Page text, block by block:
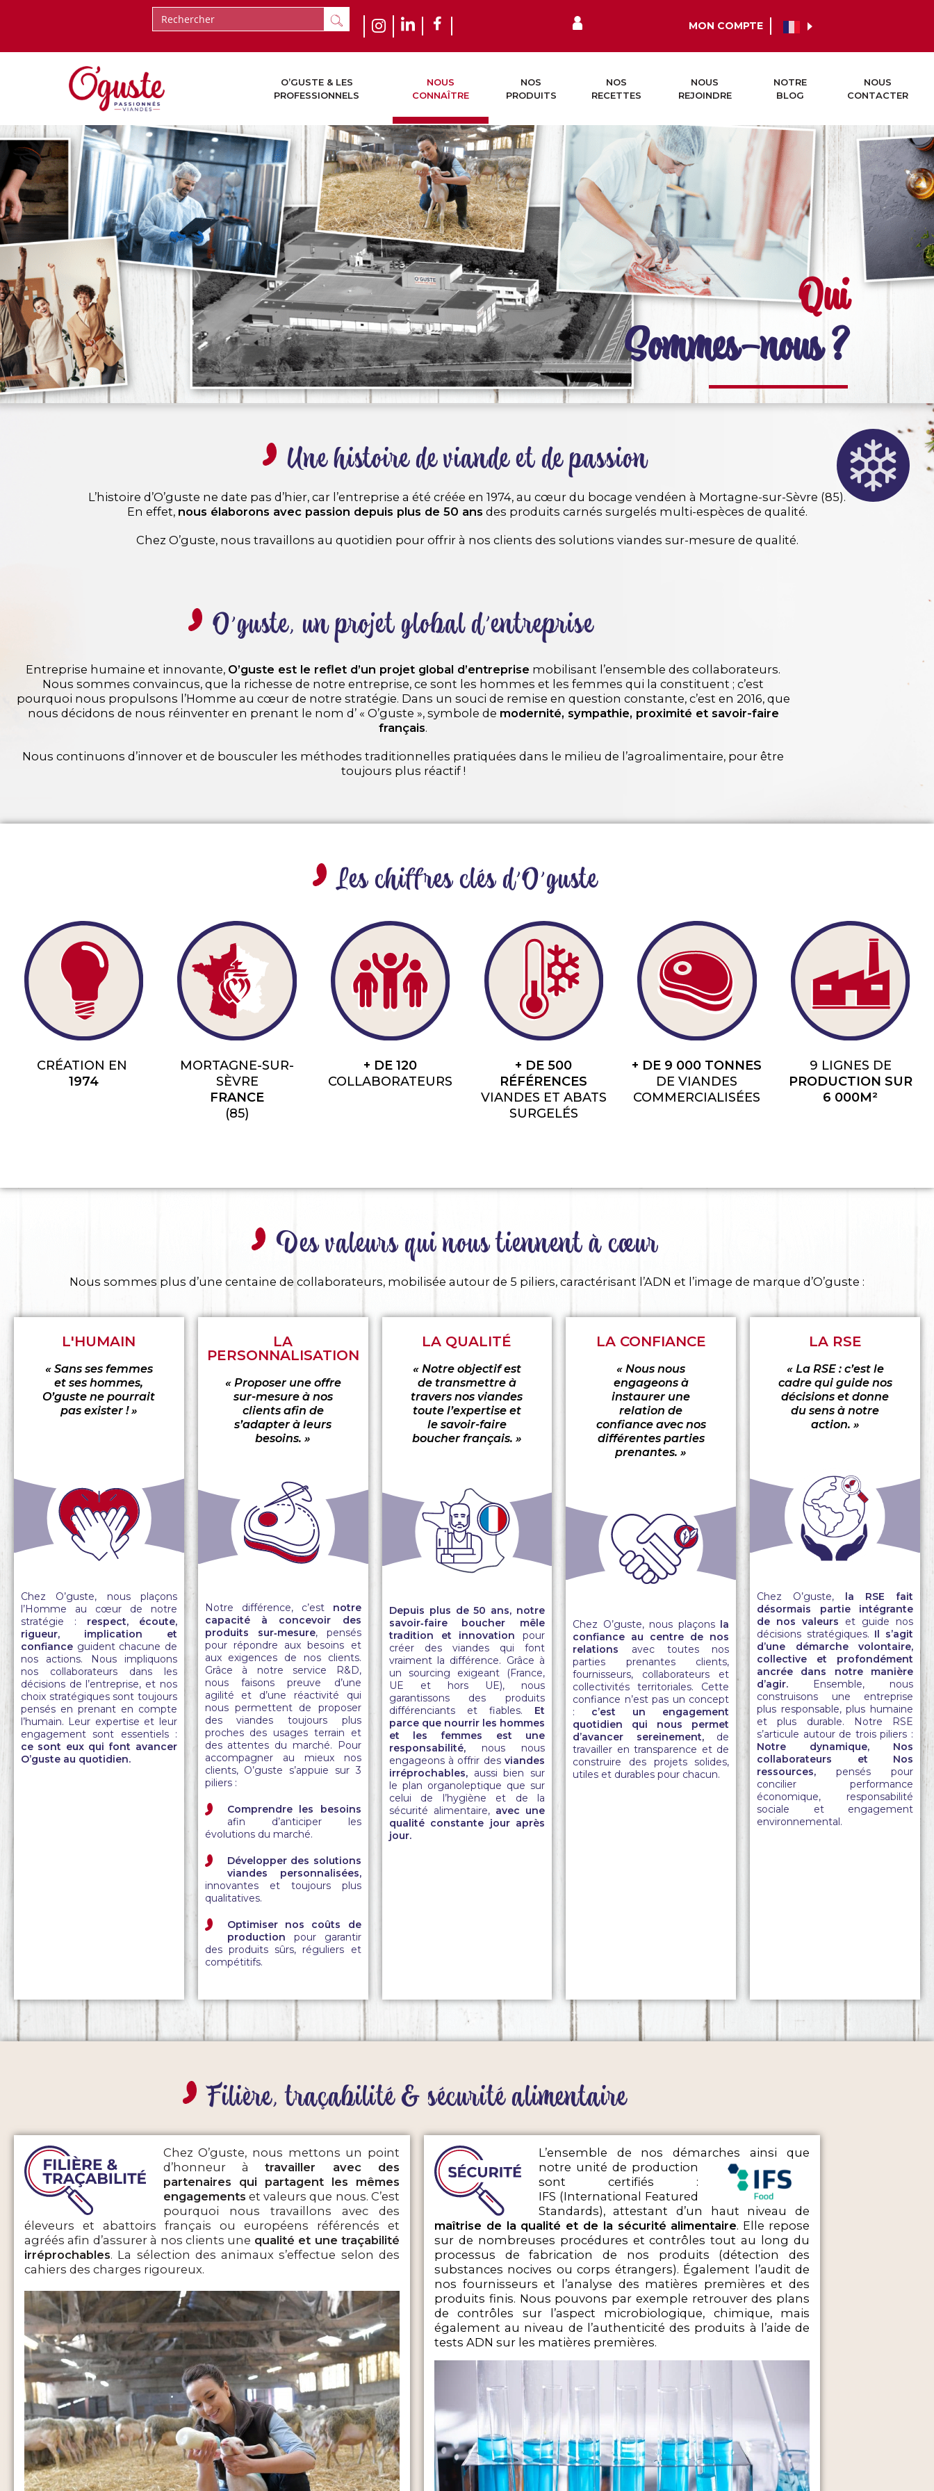
MON COMPTE
O’GUSTE & LES
PROFESSIONNELS
NOUS
CONNAÎTRE
NOS
PRODUITS
NOS
RECETTES
NOUS
REJOINDRE
NOTRE
BLOG
NOUS
CONTACTER
Qui
Sommes-nous ?
Une histoire de viande et de passion​
L’histoire d’O’guste ne date pas d’hier, car l’entreprise a été créée en 1974, au cœur du bocage vendéen à Mortagne-sur-Sèvre (85).
En effet, nous élaborons avec passion depuis plus de 50 ans des produits carnés surgelés multi-espèces de qualité.
Chez O’guste, nous travaillons au quotidien pour offrir à nos clients des solutions viandes sur-mesure de qualité.
O’guste, un projet global d'entreprise​
Entreprise humaine et innovante, O’guste est le reflet d’un projet global d’entreprise mobilisant l’ensemble des collaborateurs.
Nous sommes convaincus, que la richesse de notre entreprise, ce sont les hommes et les femmes qui la constituent ; c’est
pourquoi nous propulsons l’Homme au cœur de notre stratégie. Dans un souci de remise en question constante, c’est en 2016, que
nous décidons de nous réinventer en prenant le nom d’ « O’guste », symbole de modernité, sympathie, proximité et savoir-faire
français.
Nous continuons d’innover et de bousculer les méthodes traditionnelles pratiquées dans le milieu de l’agroalimentaire, pour être
toujours plus réactif !
Les chiffres clés d’O’guste​
CRÉATION EN
1974
MORTAGNE-SUR-
SÈVRE
FRANCE
(85)
+ DE 120
COLLABORATEURS
+ DE 500
RÉFÉRENCES
VIANDES ET ABATS
SURGELÉS
+ DE 9 000 TONNES
DE VIANDES
COMMERCIALISÉES
9 LIGNES DE
PRODUCTION SUR
6 000M²
Des valeurs qui nous tiennent à cœur​
Nous sommes plus d’une centaine de collaborateurs, mobilisée autour de 5 piliers, caractérisant l’ADN et l’image de marque d’O’guste :
L'HUMAIN
« Sans ses femmes
et ses hommes,
O’guste ne pourrait
pas exister ! »
Chez O’guste, nous plaçons
l’Homme au cœur de notre
stratégie : respect, écoute,
rigueur, implication et
confiance guident chacune de
nos actions. Nous impliquons
nos collaborateurs dans les
décisions de l’entreprise, et nos
choix stratégiques sont toujours
pensés en prenant en compte
l’humain. Leur expertise et leur
engagement sont essentiels :
ce sont eux qui font avancer
O’guste au quotidien.
LA
PERSONNALISATION
« Proposer une offre
sur-mesure à nos
clients afin de
s’adapter à leurs
besoins. »
Notre différence, c’estnotre
capacité à concevoir des
produits sur‑mesure, pensés
pour répondre aux besoins et
aux exigences de nos clients.
Grâce à notre service R&D,
nous faisons preuve d’une
agilité et d’une réactivité qui
nous permettent de proposer
des viandes toujours plus
proches des usages terrain et
des attentes du marché. Pour
accompagner au mieux nos
clients, O’guste s’appuie sur 3
piliers :
Comprendre les besoins
afin d’anticiper les
évolutions du marché.
Développer des solutions
viandes personnalisées,
innovantes et toujours plus
qualitatives.
Optimiser nos coûts de
production pour garantir
des produits sûrs, réguliers et
compétitifs.
LA QUALITÉ
« Notre objectif est
de transmettre à
travers nos viandes
toute l’expertise et
le savoir-faire
boucher français. »
Depuis plus de 50 ans, notre
savoir‑faire boucher mêle
tradition et innovationpour
créer des viandes qui font
vraiment la différence. Grâce à
un sourcing exigeant (France,
UE et hors UE), nous
garantissons des produits
différenciants et fiables. Et
parce que nourrir les hommes
et les femmes est une
responsabilité, nous nous
engageons à offrir desviandes
irréprochables,aussi bien sur
le plan organoleptique que sur
celui de l’hygiène et de la
sécurité alimentaire, avec une
qualité constante jour après
jour.
LA CONFIANCE
« Nous nous
engageons à
instaurer une
relation de
confiance avec nos
différentes parties
prenantes. »
Chez O’guste, nous plaçons la
confiance au centre de nos
relations avec toutes nos
parties prenantes clients,
fournisseurs, collaborateurs et
collectivités territoriales. Cette
confiance n’est pas un concept
: c’est un engagement
quotidien qui nous permet
d’avancer sereinement,de
travailler en transparence et de
construire des projets solides,
utiles et durables pour chacun.
LA RSE
« La RSE : c’est le
cadre qui guide nos
décisions et donne
du sens à notre
action. »
Chez O’guste, la RSE fait
désormais partie intégrante
de nos valeurs et guide nos
décisions stratégiques. Il s’agit
d’une démarche volontaire,
collective et profondément
ancrée dans notre manière
d’agir.
Ensemble, nous
construisons une entreprise
plus responsable, plus humaine
et plus durable. Notre RSE
s’articule autour de trois piliers :
Notre dynamique, Nos
collaborateurs et Nos
ressources,pensés pour
concilier performance
économique, responsabilité
sociale et engagement
environnemental.
Filière, traçabilité & sécurité alimentaire​
Chez O’guste, nous mettons un point
d’honneur àtravailler avec des
partenaires qui partagent les mêmes
engagements et valeurs que nous. C’est
pourquoi nous travaillons avec des
éleveurs et abattoirs français ou européens référencés et
agréés afin d’assurer à nos clients une qualité et une traçabilité
irréprochables. La sélection des animaux s’effectue selon des
cahiers des charges rigoureux.
L’ensemble de nos démarches ainsi que
notre unité de production
sont certifiés :
IFS (International Featured
Standards), attestant d’un haut niveau de
maîtrise de la qualité et de la sécurité alimentaire. Elle repose
sur de nombreuses procédures et contrôles tout au long du
processus de fabrication de nos produits (détection des
substances nocives ou corps étrangers). Également l’audit de
nos fournisseurs et l’analyse des matières premières et des
produits finis. Nous pouvons par exemple retrouver des plans
de contrôles sur l’aspect microbiologique, chimique, mais
également au niveau de l’authenticité des produits à l’aide de
tests ADN sur les matières premières.